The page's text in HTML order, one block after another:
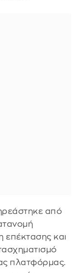
από
επέκτασης και
πλατφόρμας.